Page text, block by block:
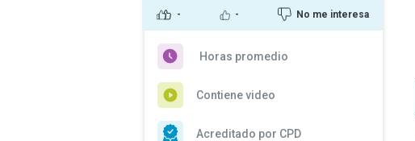
- - No me interesa
Horas promedio
Contiene video
Acreditado por CPD